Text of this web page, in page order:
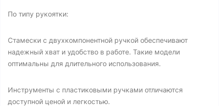
По типу рукоятки:
Стамески с двухкомпонентной ручкой обеспечивают
надежный хват и удобство в работе. Такие модели
оптимальны для длительного использования.
Инструменты с пластиковыми ручками отличаются
доступной ценой и легкостью.